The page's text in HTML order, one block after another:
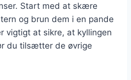
Start med at skære
og brun dem i en pande
vigtigt at sikre, at kyllingen
du tilsætter de øvrige